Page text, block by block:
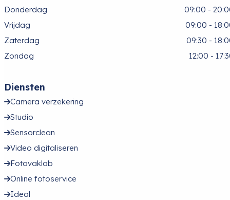
Donderdag
09:00 -
Vrijdag
09:00 -
Zaterdag
09:30 -
Zondag
12:00 -
Diensten
Camera verzekering
Studio
Sensorclean
Video digitaliseren
Fotovaklab
Online fotoservice
Ideal